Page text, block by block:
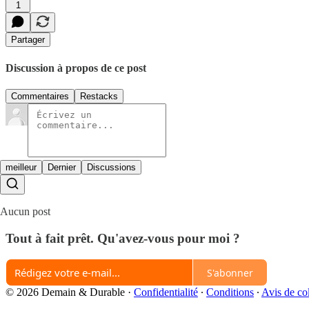
1
Partager
Discussion à propos de ce post
Commentaires Restacks
meilleur Dernier Discussions
Aucun post
Tout à fait prêt. Qu'avez-vous pour moi ?
S'abonner
© 2026 Demain & Durable · Confidentialité ∙ Conditions ∙ Avis de